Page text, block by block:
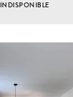
INDISPONIBLE